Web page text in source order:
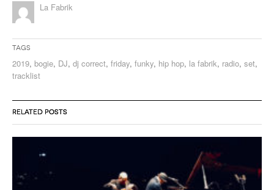
La Fabrik
Tags
2019, bogie, DJ, dj correct, friday, funky, hip hop, la fabrik, radio, set,
tracklist
RELATED POSTS